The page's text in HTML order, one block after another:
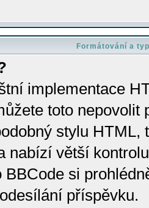
Formátování a
implementace
toto
stylu HTML,
nabízí větší
si
příspěvku.